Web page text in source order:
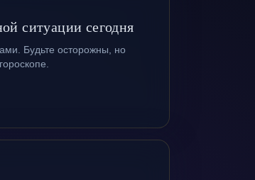
ситуации сегодня
Будьте осторожны, но